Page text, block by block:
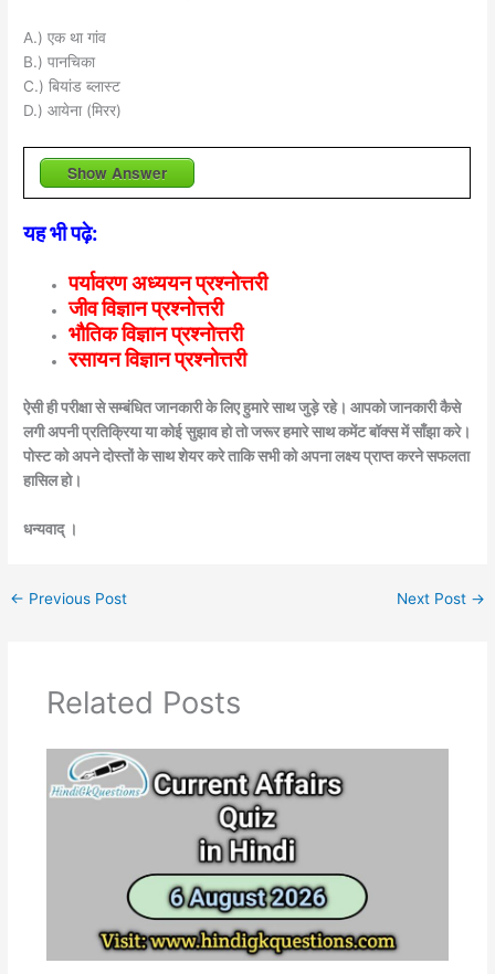
A.) एक था गांव
B.) पानचिका
C.) बियांड ब्लास्ट
D.) आयेना (मिरर)
Show Answer
यह भी पढ़े:
पर्यावरण अध्ययन प्रश्नोत्तरी
जीव विज्ञान प्रश्नोत्तरी
भौतिक विज्ञान प्रश्नोत्तरी
रसायन विज्ञान प्रश्नोत्तरी
ऐसी ही परीक्षा से सम्बंधित जानकारी के लिए हुमारे साथ जुड़े रहे। आपको जानकारी कैसे
लगी अपनी प्रतिक्रिया या कोई सुझाव हो तो जरूर हमारे साथ कमेंट बॉक्स में साँझा करे।
पोस्ट को अपने दोस्तों के साथ शेयर करे ताकि सभी को अपना लक्ष्य प्राप्त करने सफलता
हासिल हो।
धन्यवाद् ।
← Previous Post Next Post →
Related Posts